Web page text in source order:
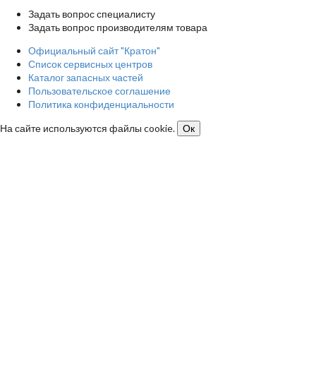
Задать вопрос специалисту
Задать вопрос производителям товара
Официальный сайт "Кратон"
Список сервисных центров
Каталог запасных частей
Пользовательское соглашение
Политика конфиденциальности
На сайте используются файлы cookie.
Ок